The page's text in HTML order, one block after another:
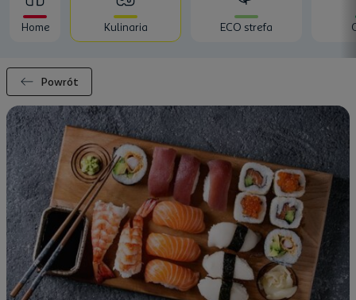
Home Kulinaria ECO strefa
Powrót